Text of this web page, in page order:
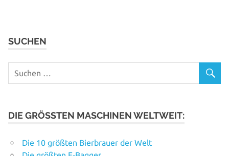
SUCHEN
DIE GRÖSSTEN MASCHINEN WELTWEIT:
Die 10 größten Bierbrauer der Welt